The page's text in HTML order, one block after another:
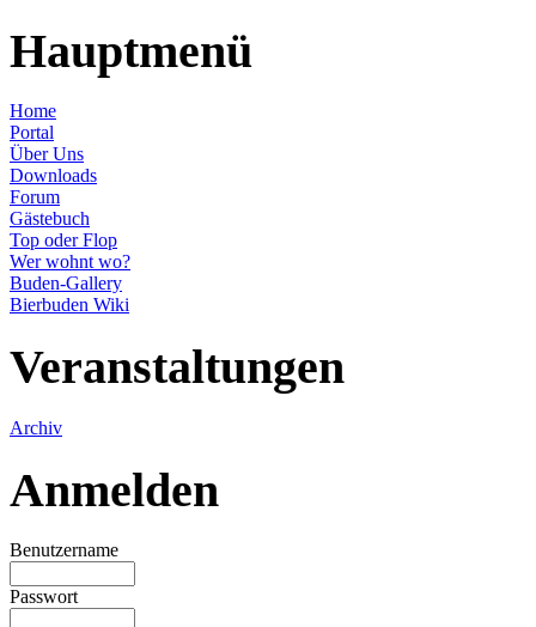
Hauptmenü
Home
Portal
Über Uns
Downloads
Forum
Gästebuch
Top oder Flop
Wer wohnt wo?
Buden-Gallery
Bierbuden Wiki
Veranstaltungen
Archiv
Anmelden
Benutzername
Passwort